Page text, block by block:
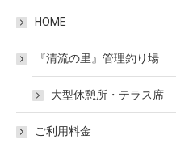
HOME
『清流の里』管理釣り場
大型休憩所・テラス席
ご利用料金